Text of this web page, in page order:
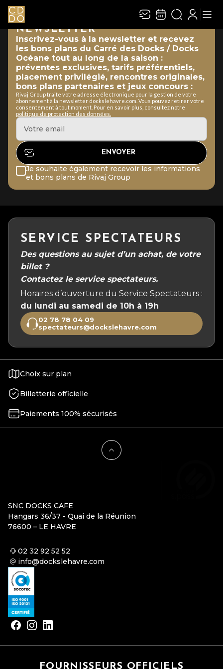
NEWSLETTER
Inscrivez-vous à la newsletter et recevez
les bons plans du Carré des Docks / Docks
Océane tout au long de la saison :
préventes exclusives, tarifs préférentiels,
placement privilégié, rencontres originales,
bons plans partenaires et jeux concours :
Rivaj Group traite votre adresse électronique pour la gestion de votre
abonnement à la newsletter dockslehavre.com. Vous pouvez retirer votre
consentement à tout moment. Pour en savoir plus, consultez notre
politique de protection des données.
Je souhaite également recevoir les informations
et bons plans de Rivaj Group
SERVICE SPECTATEURS
Des questions au sujet d’un achat, de votre
billet ?
Contactez le service spectateurs.
Horaires d’ouverture du Service Spectateurs :
du lundi au samedi de 10h à 19h
02 78 78 04 09
spectateurs@dockslehavre.com
Choix sur plan
Billetterie officielle
Paiements 100% sécurisés
SNC DOCKS CAFE
Hangars 36/37 - Quai de la Réunion
76600 – LE HAVRE
02 32 92 52 52
info@dockslehavre.com
FOURNISSEURS OFFICIELS